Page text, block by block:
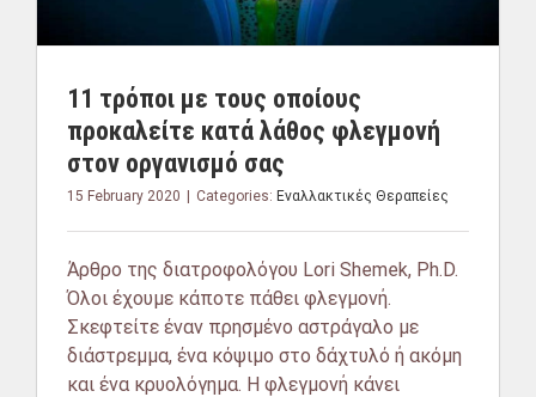
11 τρόποι με τους οποίους
προκαλείτε κατά λάθος φλεγμονή
στον οργανισμό σας
15 February 2020 | Categories: Εναλλακτικές Θεραπείες
Άρθρο της διατροφολόγου Lori Shemek, Ph.D.
Όλοι έχουμε κάποτε πάθει φλεγμονή.
Σκεφτείτε έναν πρησμένο αστράγαλο με
διάστρεμμα, ένα κόψιμο στο δάχτυλό ή ακόμη
και ένα κρυολόγημα. Η φλεγμονή κάνει